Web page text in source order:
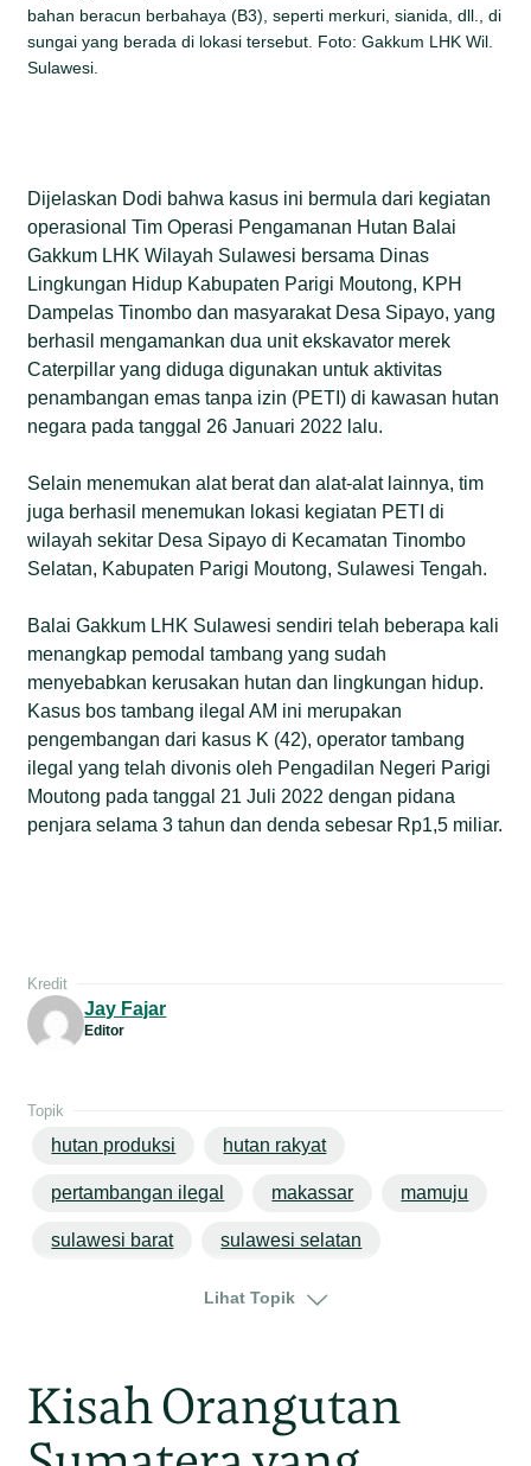
bahan beracun berbahaya (B3), seperti merkuri, sianida, dll., di
sungai yang berada di lokasi tersebut. Foto: Gakkum LHK Wil.
Sulawesi.
Dijelaskan Dodi bahwa kasus ini bermula dari kegiatan
operasional Tim Operasi Pengamanan Hutan Balai
Gakkum LHK Wilayah Sulawesi bersama Dinas
Lingkungan Hidup Kabupaten Parigi Moutong, KPH
Dampelas Tinombo dan masyarakat Desa Sipayo, yang
berhasil mengamankan dua unit ekskavator merek
Caterpillar yang diduga digunakan untuk aktivitas
penambangan emas tanpa izin (PETI) di kawasan hutan
negara pada tanggal 26 Januari 2022 lalu.
Selain menemukan alat berat dan alat-alat lainnya, tim
juga berhasil menemukan lokasi kegiatan PETI di
wilayah sekitar Desa Sipayo di Kecamatan Tinombo
Selatan, Kabupaten Parigi Moutong, Sulawesi Tengah.
Balai Gakkum LHK Sulawesi sendiri telah beberapa kali
menangkap pemodal tambang yang sudah
menyebabkan kerusakan hutan dan lingkungan hidup.
Kasus bos tambang ilegal AM ini merupakan
pengembangan dari kasus K (42), operator tambang
ilegal yang telah divonis oleh Pengadilan Negeri Parigi
Moutong pada tanggal 21 Juli 2022 dengan pidana
penjara selama 3 tahun dan denda sebesar Rp1,5 miliar.
Kredit
Jay Fajar
Editor
Topik
hutan produksi hutan rakyat
pertambangan ilegal makassar mamuju
sulawesi barat sulawesi selatan
sulawesi tenggara
Lihat Topik
Kisah Orangutan